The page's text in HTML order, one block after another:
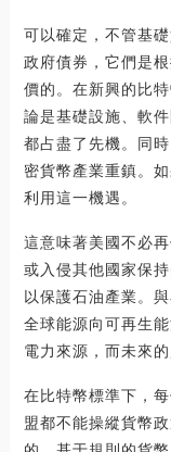
可以確定，不管基
政府債券，它們是
價的。在新興的比
論是基礎設施、軟
都占盡了先機。同
密貨幣產業重鎮。
利用這一機遇。
這意味著美國不必
或入侵其他國家保
以保護石油產業。
全球能源向可再生
電力來源，而未來
在比特幣標準下，
盟都不能操縱貨幣